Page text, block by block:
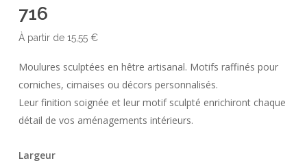
716
À partir de 15,55 €
Moulures sculptées en hêtre artisanal. Motifs raffinés pour
corniches, cimaises ou décors personnalisés.
Leur finition soignée et leur motif sculpté enrichiront chaque
détail de vos aménagements intérieurs.
Largeur